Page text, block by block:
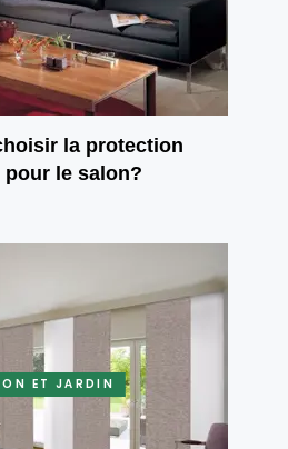
la protection
pour le salon?
ET JARDIN